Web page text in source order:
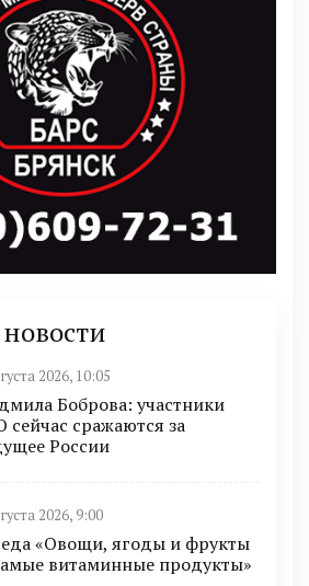
2026, 10:05
Боброва: участники
сейчас сражаются за
России
2026, 9:00
«Овощи, ягоды и фрукты
витаминные продукты»